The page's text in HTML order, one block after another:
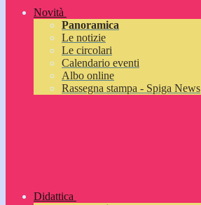
Novità
Panoramica
Le notizie
Le circolari
Calendario eventi
Albo online
Rassegna stampa - Spiga News
Didattica